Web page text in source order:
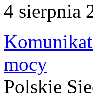
4 sierpnia
mocy
Polskie